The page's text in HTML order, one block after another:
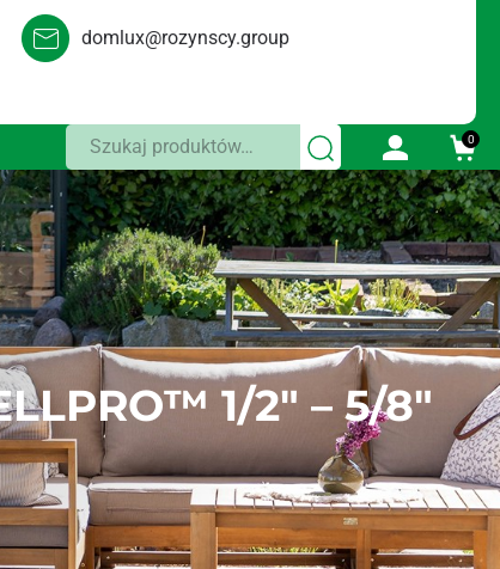
domlux@rozynscy.group
Szukaj: 0
1/2″ – 5/8″